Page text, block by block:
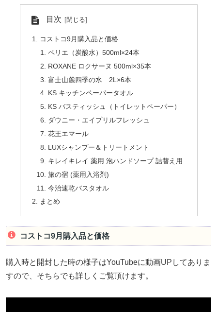
目次
コストコ9月購入品と価格
ペリエ（炭酸水）500ml×24本
ROXANE ロクサーヌ 500ml×35本
富士山麓四季の水 2L×6本
KS キッチンペーパータオル
KS バスティッシュ（トイレットペーパー）
ダウニー・エイプリルフレッシュ
花王エマール
LUXシャンプー＆トリートメント
キレイキレイ 薬用 泡ハンドソープ 詰替え用
旅の宿 (薬用入浴剤)
今治速乾バスタオル
まとめ
コストコ9月購入品と価格
購入時と開封した時の様子はYouTubeに動画UPしてありま
すので、そちらでも詳しくご覧頂けます。